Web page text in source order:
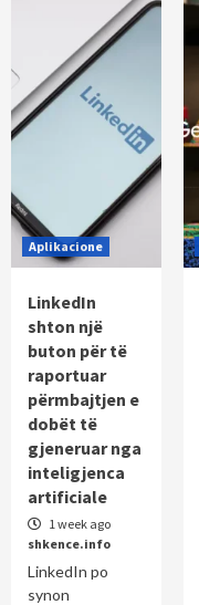
Aplikacione
LinkedIn
shton një
buton për të
raportuar
përmbajtjen e
dobët të
gjeneruar nga
inteligjenca
artificiale
1 week ago
shkence.info
LinkedIn po
synon